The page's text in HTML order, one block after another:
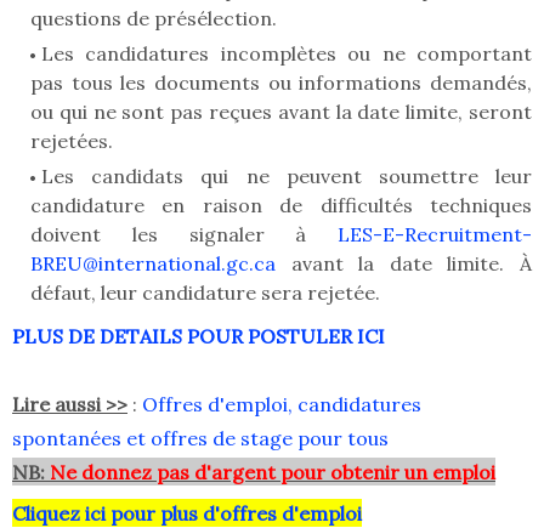
questions de présélection.
Les candidatures incomplètes ou ne comportant
pas tous les documents ou informations demandés,
ou qui ne sont pas reçues avant la date limite, seront
rejetées.
Les candidats qui ne peuvent soumettre leur
candidature en raison de difficultés techniques
doivent les signaler à LES-E-Recruitment-
BREU@international.gc.ca avant la date limite. À
défaut, leur candidature sera rejetée.
PLUS DE DETAILS POUR POSTULER ICI
Lire aussi >> : Offres d'emploi, candidatures
spontanées et offres de stage pour tous
NB: Ne donnez pas d'argent pour obtenir un emploi
Cliquez ici pour plus d'offres d'emploi